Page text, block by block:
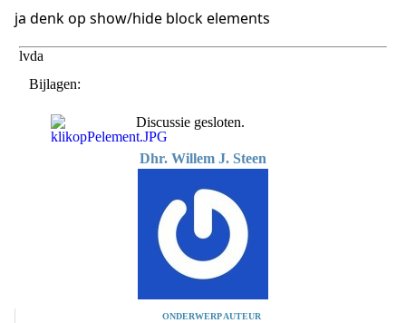
ja denk op show/hide block elements
lvda
Bijlagen:
Discussie gesloten.
Dhr. Willem J. Steen
ONDERWERP AUTEUR